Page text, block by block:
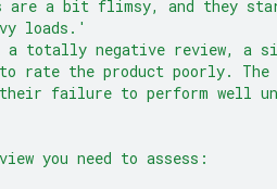
are a bit flimsy, and they
loads.'
a totally negative review, a
rate the product poorly.
failure to perform well
you need to assess: